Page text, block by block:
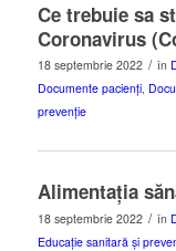
Ce trebuie sa
Coronavirus
18 septembrie 2022 / în
Documente pacienți,
prevenție
Alimentația
18 septembrie 2022 / în
Educație sanitară și